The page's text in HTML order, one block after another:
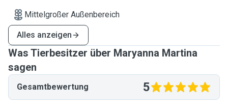
Mittelgroßer Außenbereich
Alles anzeigen
Was Tierbesitzer über Maryanna Martina
sagen
Gesamtbewertung 5